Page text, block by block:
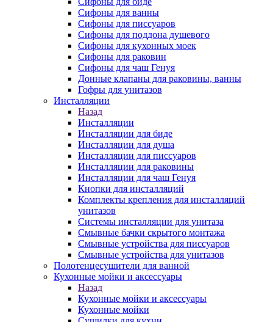
Сифоны для ванны
Сифоны для писсуаров
Сифоны для поддона душевого
Сифоны для кухонных моек
Сифоны для раковин
Сифоны для чаш Генуя
Донные клапаны для раковины, ванны
Гофры для унитазов
Инсталляции
Назад
Инсталляции
Инсталляции для биде
Инсталляции для душа
Инсталляции для писсуаров
Инсталляции для раковины
Инсталляции для чаш Генуя
Кнопки для инсталляций
Комплекты крепления для инсталляций
унитазов
Системы инсталляции для унитаза
Смывные бачки скрытого монтажа
Смывные устройства для писсуаров
Смывные устройства для унитазов
Полотенцесушители для ванной
Кухонные мойки и аксессуары
Назад
Кухонные мойки и аксессуары
Кухонные мойки